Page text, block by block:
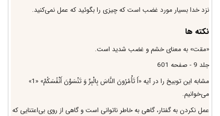
نزد خدا بسيار مورد غضب است كه چيزى را بگوئيد كه عمل نمى‌كنيد.
نکته ها
«مقت» به معناى خشم و غضب شديد است.
جلد 9 - صفحه 601
مشابه اين توبيخ را در آيه‌ «أَ تَأْمُرُونَ النَّاسَ بِالْبِرِّ وَ تَنْسَوْنَ أَنْفُسَكُمْ» «1»
مى‌خوانيم.
عمل نكردن به گفتار، گاهى به خاطر ناتوانى است و گاهى از روى بى‌اعتنايى كه